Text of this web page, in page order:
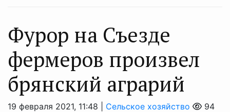
Фурор на Съезде
фермеров произвел
брянский аграрий
19 февраля 2021, 11:48 | Сельское хозяйство 94